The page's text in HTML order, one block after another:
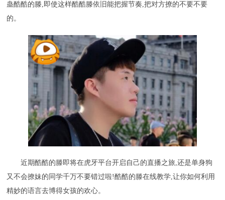
蛊酷酷的滕,即使这样酷酷滕依旧能把握节奏,把对方撩的不要不要
的。
近期酷酷的滕即将在虎牙平台开启自己的直播之旅,还是单身狗
又不会撩妹的同学千万不要错过啦!酷酷的滕在线教学,让你如何利用
精妙的语言去博得女孩的欢心。